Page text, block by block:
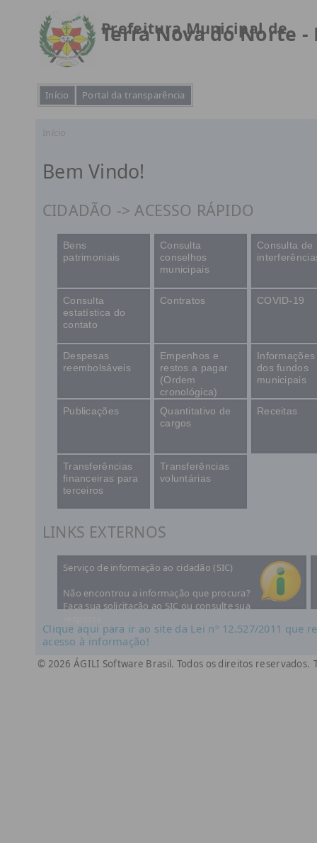
Prefeitura Municipal de
Terra Nova do Norte -
Início Portal da transparência
Início
Bem Vindo!
CIDADÃO -> ACESSO RÁPIDO
Bens
patrimoniais
Consulta
conselhos
municipais
Consulta de
Consulta
estatística do
contato
Contratos COVID-19
Despesas
reembolsáveis
Empenhos e
restos a pagar
(Ordem
cronológica)
Informações
dos fundos
municipais
Publicações
Quantitativo de
cargos
Receitas
Transferências
financeiras para
terceiros
Transferências
voluntárias
LINKS EXTERNOS
Serviço de informação ao cidadão (SIC)
Não encontrou a informação que procura?
Faça sua solicitação ao SIC ou consulte sua
Clique aqui para ir ao site da Lei nº 12.527/2011 que
acesso à informação!
© 2026 ÁGILI Software Brasil. Todos os direitos reservados.